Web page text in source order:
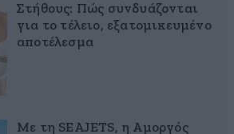
Στήθους: Πώς συνδυάζονται
για το τέλειο, εξατομικευμένο
αποτέλεσμα
Με τη SEAJETS, η Αμοργός